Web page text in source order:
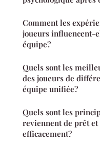
Comment les
joueurs influencent-
équipe?
Quels sont les
des joueurs de
équipe unifiée?
Quels sont les
reviennent de prêt
efficacement?